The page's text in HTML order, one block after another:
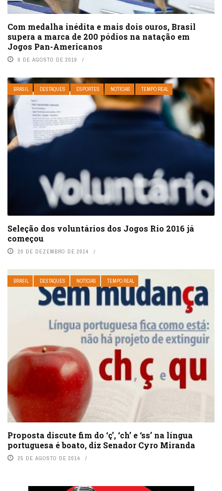
Com medalha inédita e mais dois ouros, Brasil
supera a marca de 200 pódios na natação em
Jogos Pan-Americanos
9 DE AGOSTO DE 2019
BRASIL DESTAQUES ESPORTES NOTÍCIAS TEMPO REAL
Seleção dos voluntários dos Jogos Rio 2016 já
começou
20 DE DEZEMBRO DE 2014
BRASIL DESTAQUES NOTÍCIAS TEMPO REAL
Proposta discute fim do ‘ç’, ‘ch’ e ‘ss’ na língua
portuguesa é boato, diz Senador Cyro Miranda
25 DE AGOSTO DE 2014